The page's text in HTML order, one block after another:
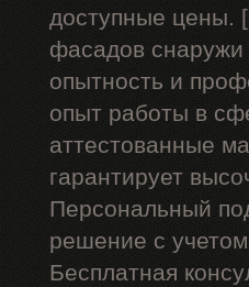
доступные цены.
фасадов
опытность и
опыт работы в
аттестованные
гарантирует
Персональный
решение с
Бесплатная